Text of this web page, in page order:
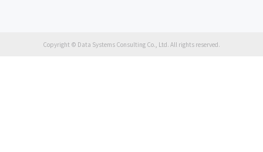
Copyright © Data Systems Consulting Co., Ltd. All rights reserved.